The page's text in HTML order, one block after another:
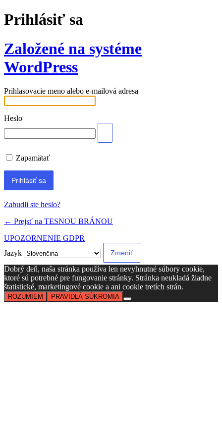
Prihlásiť sa
Založené na systéme
WordPress
Prihlasovacie meno alebo e-mailová adresa
Heslo
Zapamätať
Zabudli ste heslo?
← Prejsť na TESNOU BRÁNOU
UPOZORNENIE GDPR
Jazyk
Dobrý deň, naša stránka používa len nevyhnutné súbory cookie,
ktoré sú potrebné pre fungovanie stránky. Stránka neukladá žiadne
štatistické, marketingové cookie a ani cookie tretích strán.
ROZUMIEM PRAVIDLÁ SÚKROMIA